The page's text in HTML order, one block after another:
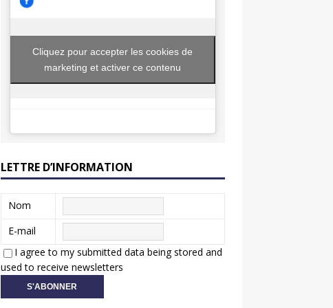
Cliquez pour accepter les cookies de
marketing et activer ce contenu
LETTRE D’INFORMATION
Nom
E-mail
I agree to my submitted data being stored and
used to receive newsletters